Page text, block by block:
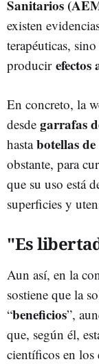
Sanitarios
existen
terapéuticas,
producir efectos
En concreto, la
desde garrafas
hastabotellas
obstante, para
que su uso está
superficies y
"Es
Aun así, en la
sostiene que la
“beneficios”,
que, según él,
científicos en los